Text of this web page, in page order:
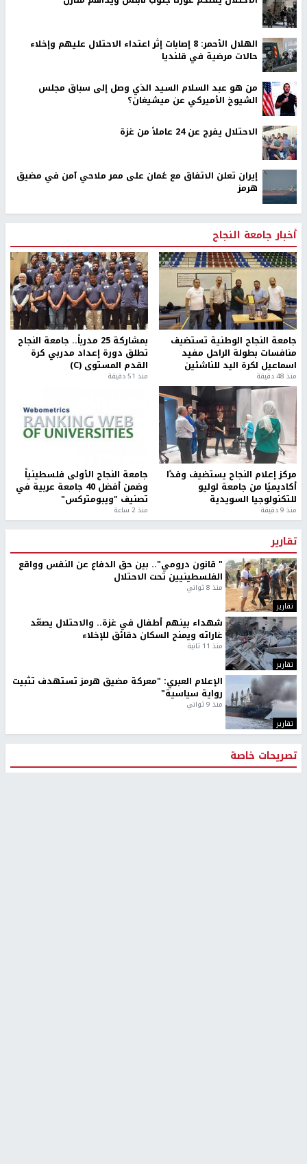
الهلال الأحمر: 8 إصابات إثر اعتداء الاحتلال عليهم وإخلاء
حالات مرضية في قلنديا
من هو عبد السلام السيد الذي وصل إلى سباق مجلس
الشيوخ الأميركي عن ميشيغان؟
الاحتلال يفرج عن 24 عاملاً من غزة
إيران تعلن الاتفاق مع عُمان على ممر ملاحي آمن في مضيق
هرمز
أخبار جامعة النجاح
جامعة النجاح الوطنية تستضيف
منافسات بطولة الراحل مفيد
اسماعيل لكرة اليد للناشئين
منذ 48 دقيقة
بمشاركة 25 مدرباً.. جامعة النجاح
تطلق دورة إعداد مدربي كرة
القدم المستوى (C)
منذ 51 دقيقة
مركز إعلام النجاح يستضيف وفدًا
أكاديميًا من جامعة لوليو
للتكنولوجيا السويدية
منذ 9 دقيقة
جامعة النجاح الأولى فلسطينياً
وضمن أفضل 40 جامعة عربية في
تصنيف "ويبومتركس"
منذ 2 ساعة
تقارير
تقارير
" قانون درومي".. بين حق الدفاع عن النفس وواقع
الفلسطينيين تحت الاحتلال
منذ 8 ثواني
تقارير
شهداء بينهم أطفال في غزة.. والاحتلال يصعّد
غاراته ويمنح السكان دقائق للإخلاء
منذ 11 ثانية
تقارير
الإعلام العبري: "معركة مضيق هرمز تستهدف تثبيت
رواية سياسية"
منذ 9 ثواني
تصريحات خاصة